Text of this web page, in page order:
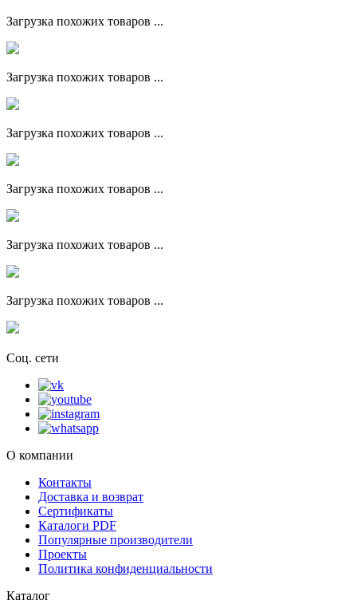
Загрузка похожих товаров ...
Загрузка похожих товаров ...
Загрузка похожих товаров ...
Загрузка похожих товаров ...
Загрузка похожих товаров ...
Загрузка похожих товаров ...
Соц. сети
О компании
Контакты
Доставка и возврат
Сертификаты
Каталоги PDF
Популярные производители
Проекты
Политика конфиденциальности
Каталог